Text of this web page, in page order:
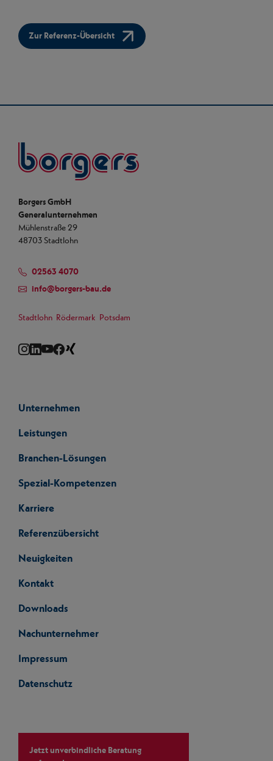
Zur Referenz-Übersicht
Borgers GmbH
Generalunternehmen
Mühlenstraße 29
48703 Stadtlohn
02563 4070
info@borgers-bau.de
Stadtlohn Rödermark Potsdam
Instagram
LinkedIn
YouTube
Facebook
Unternehmen
Leistungen
Branchen-Lösungen
Spezial-Kompetenzen
Karriere
Referenzübersicht
Neuigkeiten
Kontakt
Downloads
Nachunternehmer
Impressum
Datenschutz
Jetzt unverbindliche Beratung